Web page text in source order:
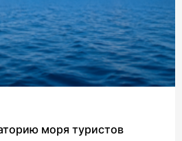
моря туристов